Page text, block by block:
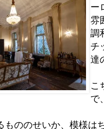
ー
雰
調
チ
達
こ
で
もののせいか、模様は